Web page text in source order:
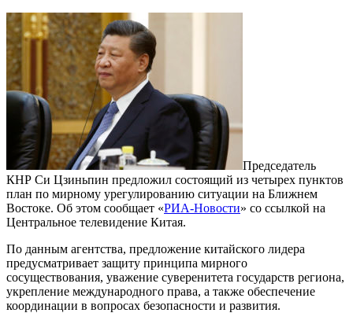
Председатель
КНР Си Цзиньпин предложил состоящий из четырех пунктов
план по мирному урегулированию ситуации на Ближнем
Востоке. Об этом сообщает «РИА-Новости» со ссылкой на
Центральное телевидение Китая.
По данным агентства, предложение китайского лидера
предусматривает защиту принципа мирного
сосуществования, уважение суверенитета государств региона,
укрепление международного права, а также обеспечение
координации в вопросах безопасности и развития.